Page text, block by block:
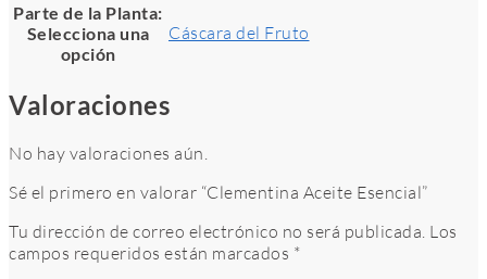
Parte de la Planta:
Selecciona una
opción
Cáscara del Fruto
Valoraciones
No hay valoraciones aún.
Sé el primero en valorar “Clementina Aceite Esencial”
Tu dirección de correo electrónico no será publicada. Los
campos requeridos están marcados *